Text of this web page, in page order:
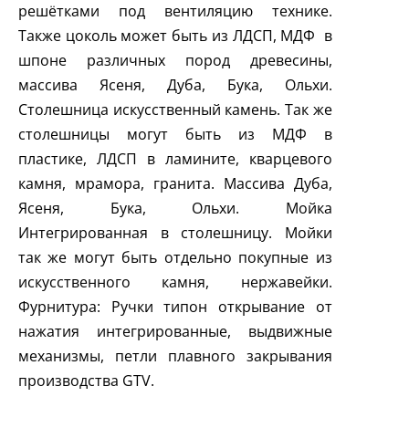
решётками под вентиляцию технике.
Также цоколь может быть из ЛДСП, МДФ в
шпоне различных пород древесины,
массива Ясеня, Дуба, Бука, Ольхи.
Столешница искусственный камень. Так же
столешницы могут быть из МДФ в
пластике, ЛДСП в ламините, кварцевого
камня, мрамора, гранита. Массива Дуба,
Ясеня, Бука, Ольхи. Мойка
Интегрированная в столешницу. Мойки
так же могут быть отдельно покупные из
искусственного камня, нержавейки.
Фурнитура: Ручки типон открывание от
нажатия интегрированные, выдвижные
механизмы, петли плавного закрывания
производства GTV.